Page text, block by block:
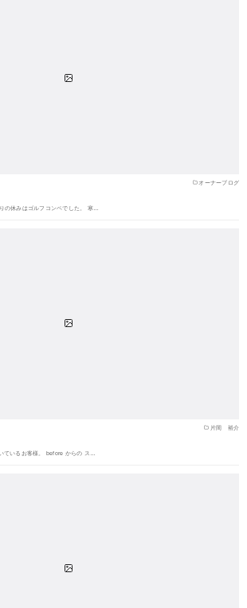
オーナーブログ
の休みはゴルフコンペでした。 寒…
片岡 裕介
ているお客様。 before からの ス…